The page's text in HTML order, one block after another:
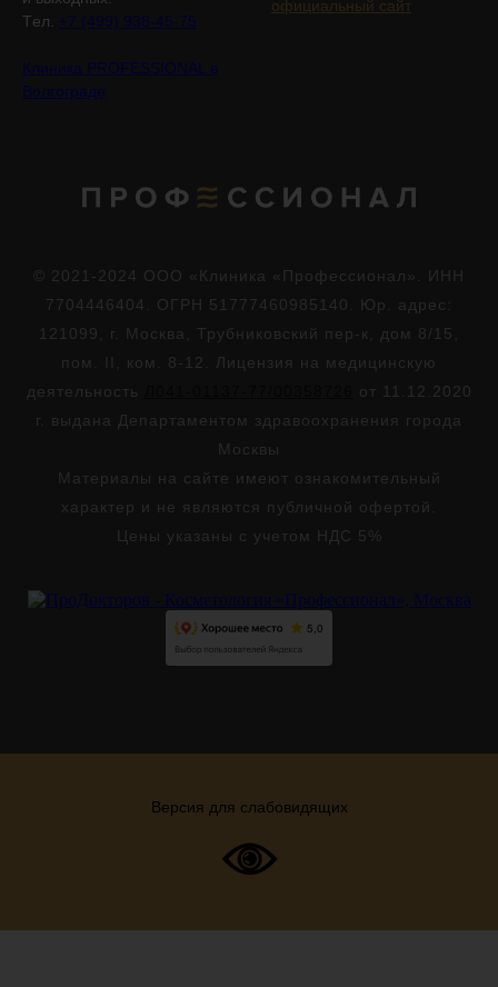
Tел. +7 (499) 938-45-75
Клиника PROFESSIONAL в
Волгограде
официальный сайт
© 2021-2024 ООО «Клиника «Профессионал». ИНН
7704446404. ОГРН 51777460985140. Юр. адрес:
121099, г. Москва, Трубниковский пер-к, дом 8/15,
пом. II, ком. 8-12. Лицензия на медицинскую
деятельность
от 11.12.2020
г. выдана Департаментом здравоохранения города
Москвы
Материалы на сайте имеют ознакомительный
характер и не являются публичной офертой.
Цены указаны с учетом НДС 5%
Версия для слабовидящих